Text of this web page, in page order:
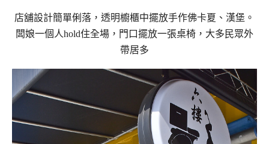
店舖設計簡單俐落，透明櫥櫃中擺放手作佛卡夏、漢堡。
闆娘一個人hold住全場，門口擺放一張桌椅，大多民眾外
帶居多